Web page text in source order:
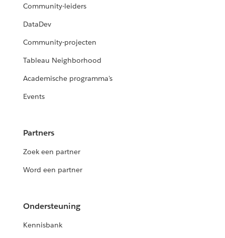
Community-leiders
DataDev
Community-projecten
Tableau Neighborhood
Academische programma's
Events
Partners
Zoek een partner
Word een partner
Ondersteuning
Kennisbank